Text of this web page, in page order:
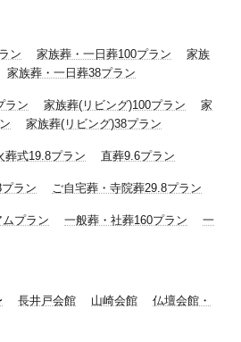
ン 家族葬・一日葬100プラン
家族
家族葬・一日葬38プラン
ラン 家族葬(リビング)100プラン
家
家族葬(リビング)38プラン
葬式19.8プラン 直葬9.6プラン
ラン ご自宅葬・寺院葬29.8プラン
プラン 一般葬・社葬160プラン
一
長井戸会館 山崎会館
仏壇会館・